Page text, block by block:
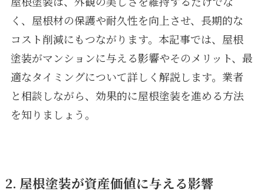
く、屋根材の保護や耐久性を向上させ、長期的な
コスト削減にもつながります。本記事では、屋根
塗装がマンションに与える影響やそのメリット、最
適なタイミングについて詳しく解説します。業者
と相談しながら、効果的に屋根塗装を進める方法
を知りましょう。
2. 屋根塗装が資産価値に与える影響